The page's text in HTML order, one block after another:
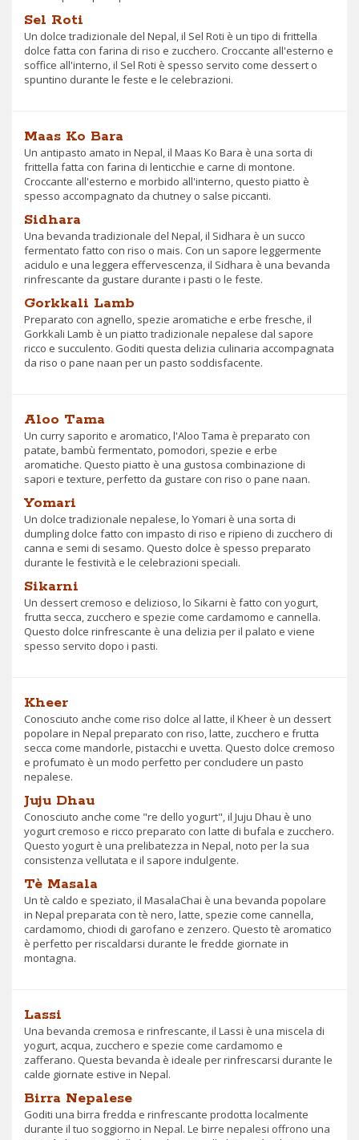
Sel Roti
Un dolce tradizionale del Nepal, il Sel Roti è un tipo di frittella
dolce fatta con farina di riso e zucchero. Croccante all'esterno e
soffice all'interno, il Sel Roti è spesso servito come dessert o
spuntino durante le feste e le celebrazioni.
Maas Ko Bara
Un antipasto amato in Nepal, il Maas Ko Bara è una sorta di
frittella fatta con farina di lenticchie e carne di montone.
Croccante all'esterno e morbido all'interno, questo piatto è
spesso accompagnato da chutney o salse piccanti.
Sidhara
Una bevanda tradizionale del Nepal, il Sidhara è un succo
fermentato fatto con riso o mais. Con un sapore leggermente
acidulo e una leggera effervescenza, il Sidhara è una bevanda
rinfrescante da gustare durante i pasti o le feste.
Gorkkali Lamb
Preparato con agnello, spezie aromatiche e erbe fresche, il
Gorkkali Lamb è un piatto tradizionale nepalese dal sapore
ricco e succulento. Goditi questa delizia culinaria accompagnata
da riso o pane naan per un pasto soddisfacente.
Aloo Tama
Un curry saporito e aromatico, l'Aloo Tama è preparato con
patate, bambù fermentato, pomodori, spezie e erbe
aromatiche. Questo piatto è una gustosa combinazione di
sapori e texture, perfetto da gustare con riso o pane naan.
Yomari
Un dolce tradizionale nepalese, lo Yomari è una sorta di
dumpling dolce fatto con impasto di riso e ripieno di zucchero di
canna e semi di sesamo. Questo dolce è spesso preparato
durante le festività e le celebrazioni speciali.
Sikarni
Un dessert cremoso e delizioso, lo Sikarni è fatto con yogurt,
frutta secca, zucchero e spezie come cardamomo e cannella.
Questo dolce rinfrescante è una delizia per il palato e viene
spesso servito dopo i pasti.
Kheer
Conosciuto anche come riso dolce al latte, il Kheer è un dessert
popolare in Nepal preparato con riso, latte, zucchero e frutta
secca come mandorle, pistacchi e uvetta. Questo dolce cremoso
e profumato è un modo perfetto per concludere un pasto
nepalese.
Juju Dhau
Conosciuto anche come "re dello yogurt", il Juju Dhau è uno
yogurt cremoso e ricco preparato con latte di bufala e zucchero.
Questo yogurt è una prelibatezza in Nepal, noto per la sua
consistenza vellutata e il sapore indulgente.
Tè Masala
Un tè caldo e speziato, il MasalaChai è una bevanda popolare
in Nepal preparata con tè nero, latte, spezie come cannella,
cardamomo, chiodi di garofano e zenzero. Questo tè aromatico
è perfetto per riscaldarsi durante le fredde giornate in
montagna.
Lassi
Una bevanda cremosa e rinfrescante, il Lassi è una miscela di
yogurt, acqua, zucchero e spezie come cardamomo e
zafferano. Questa bevanda è ideale per rinfrescarsi durante le
calde giornate estive in Nepal.
Birra Nepalese
Goditi una birra fredda e rinfrescante prodotta localmente
durante il tuo soggiorno in Nepal. Le birre nepalesi offrono una